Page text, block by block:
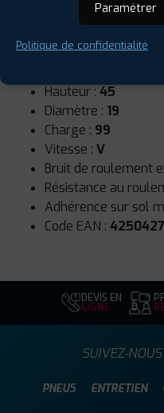
Runflat :Non
Hauteur : 45
Diamètre : 19
Charge : 99
Vitesse : V
Bruit de roulement
Résistance au
Adhérence sur sol
Code EAN :
DEVIS EN
LIGNE
PNEUS ENTRETIEN
SUIVEZ-NOUS
Paramétrer
Politique de confidentialité